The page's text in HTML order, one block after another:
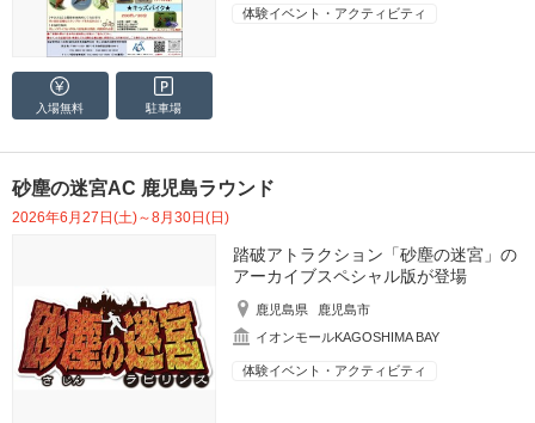
体験イベント・アクティビティ
入場無料 駐車場
砂塵の迷宮AC 鹿児島ラウンド
2026年6月27日(土)～8月30日(日)
踏破アトラクション「砂塵の迷宮」の
アーカイブスペシャル版が登場
鹿児島県
鹿児島市
イオンモールKAGOSHIMA BAY
体験イベント・アクティビティ